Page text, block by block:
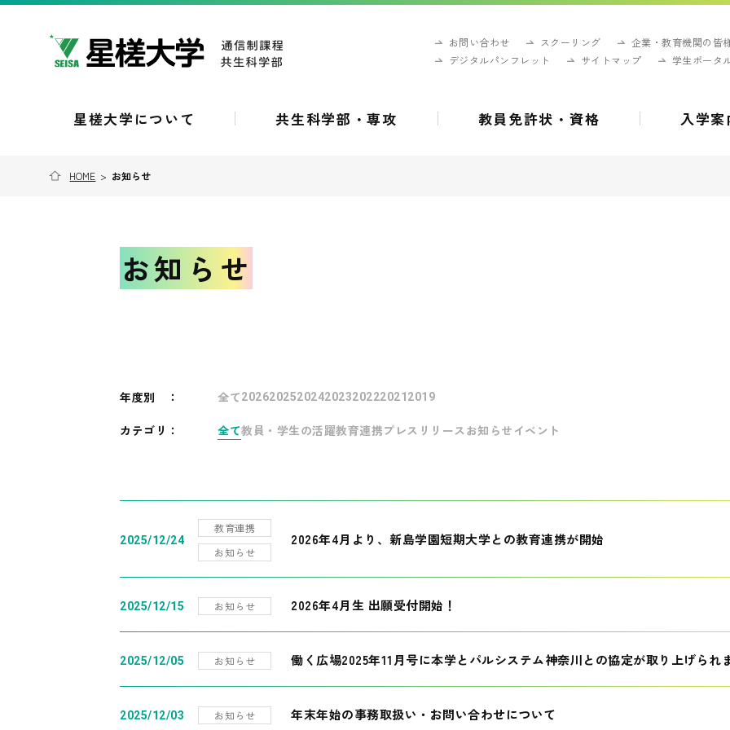
お問い合わせ スクーリング
企業・教育機関の皆
デジタルパンフレット
サイトマップ 学生ポータ
星槎大学について 共生科学部・専攻 教員免許状・資格 入学案
HOME > お知らせ
お知らせ
年度別 ： 全て202620252024202320222021 2019
カテゴリ： 全て教員・学生の活躍教育連携プレスリリース お知らせ イベント
2025/12/24
教育連携
お知らせ
2026年4月より、新島学園短期大学との教育連携が開始
2025/12/15 お知らせ 2026年4月生 出願受付開始！
2025/12/05 お知らせ 働く広場2025年11月号に本学とパルシステム神奈川との協定が取り上げられ
2025/12/03 お知らせ 年末年始の事務取扱い・お問い合わせについて